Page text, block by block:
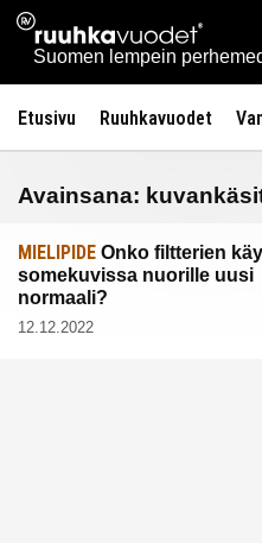
Siirry
sisältöön
Ruuhkavuodet.fi
Suomen lempein
Etusivu Ruuhkavuodet
Avainsana:
MIELIPIDE Onko filtterien
somekuvissa nuorille uusi
normaali?
12.12.2022